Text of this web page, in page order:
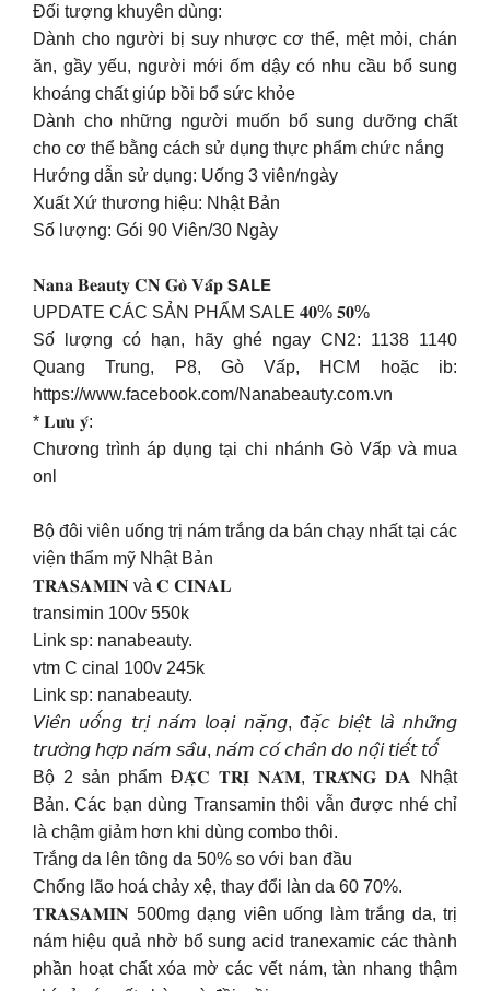
Đối tượng khuyên dùng:
Dành cho người bị suy nhược cơ thể, mệt mỏi, chán
ăn, gầy yếu, người mới ốm dậy có nhu cầu bổ sung
khoáng chất giúp bồi bổ sức khỏe
Dành cho những người muốn bổ sung dưỡng chất
cho cơ thể bằng cách sử dụng thực phẩm chức nắng
Hướng dẫn sử dụng: Uống 3 viên/ngày
Xuất Xứ thương hiệu: Nhật Bản
Số lượng: Gói 90 Viên/30 Ngày
𝐍𝐚𝐧𝐚 𝐁𝐞𝐚𝐮𝐭𝐲 𝐂𝐍 𝐆𝐨̀ 𝐕𝐚̂́𝐩 𝗦𝗔𝗟𝗘
UPDATE CÁC SẢN PHẨM SALE 𝟒𝟎% 𝟓𝟎%
Số lượng có hạn, hãy ghé ngay CN2: 1138 1140
Quang Trung, P8, Gò Vấp, HCM hoặc ib:
https://www.facebook.com/Nanabeauty.com.vn
* 𝐋𝐮̛𝐮 𝐲́:
Chương trình áp dụng tại chi nhánh Gò Vấp và mua
onl
Bộ đôi viên uống trị nám trắng da bán chạy nhất tại các
viện thẩm mỹ Nhật Bản
𝐓𝐑𝐀𝐒𝐀𝐌𝐈𝐍 và 𝐂 𝐂𝐈𝐍𝐀𝐋
transimin 100v 550k
Link sp: nanabeauty.
vtm C cinal 100v 245k
Link sp: nanabeauty.
𝘝𝘪𝘦̂𝘯 𝘶𝘰̂́𝘯𝘨 𝘵𝘳𝘪̣ 𝘯𝘢́𝘮 𝘭𝘰𝘢̣𝘪 𝘯𝘢̣̆𝘯𝘨, đ𝘢̣̆𝘤 𝘣𝘪𝘦̣̂𝘵 𝘭𝘢̀ 𝘯𝘩𝘶̛̃𝘯𝘨
𝘵𝘳𝘶̛𝘰̛̀𝘯𝘨 𝘩𝘰̛̣𝘱 𝘯𝘢́𝘮 𝘴𝘢̂𝘶, 𝘯𝘢́𝘮 𝘤𝘰́ 𝘤𝘩𝘢̂𝘯 𝘥𝘰 𝘯𝘰̣̂𝘪 𝘵𝘪𝘦̂́𝘵 𝘵𝘰̂́
Bộ 2 sản phẩm Đ𝐀̣̆𝐂 𝐓𝐑𝐈̣ 𝐍𝐀́𝐌, 𝐓𝐑𝐀̆́𝐍𝐆 𝐃𝐀 Nhật
Bản. Các bạn dùng Transamin thôi vẫn được nhé chỉ
là chậm giảm hơn khi dùng combo thôi.
Trắng da lên tông da 50% so với ban đầu
Chống lão hoá chảy xệ, thay đổi làn da 60 70%.
𝐓𝐑𝐀𝐒𝐀𝐌𝐈𝐍 500mg dạng viên uống làm trắng da, trị
nám hiệu quả nhờ bổ sung acid tranexamic các thành
phần hoạt chất xóa mờ các vết nám, tàn nhang thậm